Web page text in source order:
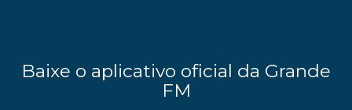
Baixe o aplicativo oficial da Grande
FM